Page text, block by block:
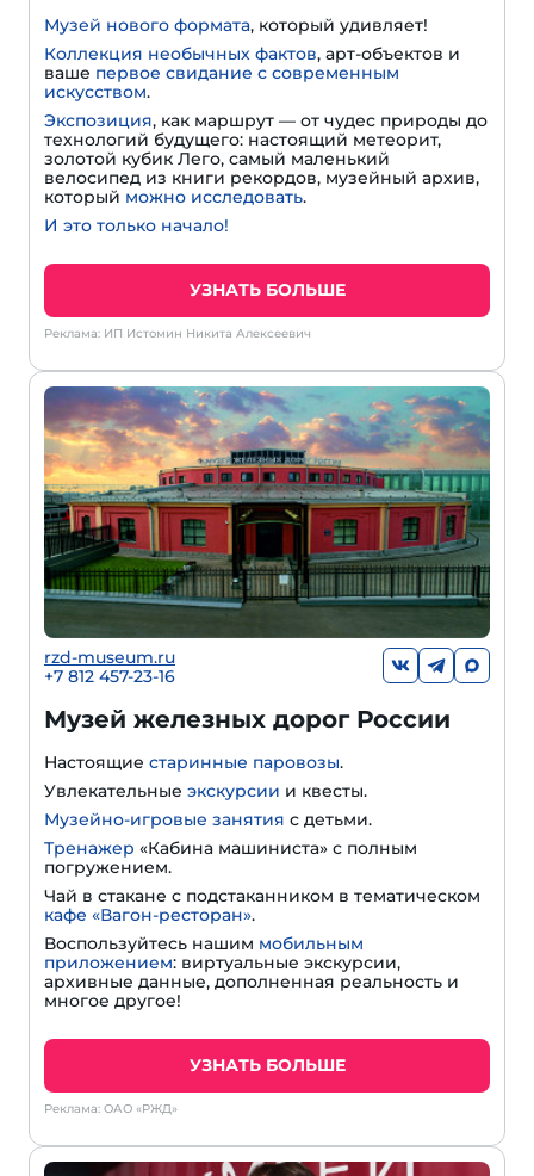
Музей нового формата, который удивляет!
Коллекция необычных фактов, арт-объектов и
ваше первое свидание с современным
искусством.
Экспозиция, как маршрут — от чудес природы до
технологий будущего: настоящий метеорит,
золотой кубик Лего, самый маленький
велосипед из книги рекордов, музейный архив,
который можно исследовать.
И это только начало!
УЗНАТЬ БОЛЬШЕ
Реклама: ИП Истомин Никита Алексеевич
rzd-museum.ru
+7 812 457-23-16
Музей железных дорог России
Настоящие старинные паровозы.
Увлекательные экскурсии и квесты.
Музейно-игровые занятия с детьми.
Тренажер «Кабина машиниста» с полным
погружением.
Чай в стакане с подстаканником в тематическом
кафе «Вагон-ресторан».
Воспользуйтесь нашим мобильным
приложением: виртуальные экскурсии,
архивные данные, дополненная реальность и
многое другое!
УЗНАТЬ БОЛЬШЕ
Реклама: ОАО «РЖД»